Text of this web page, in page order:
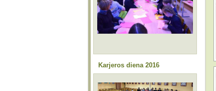
Karjeros diena 2016